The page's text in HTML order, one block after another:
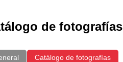
de fotografías
Catálogo de fotografías